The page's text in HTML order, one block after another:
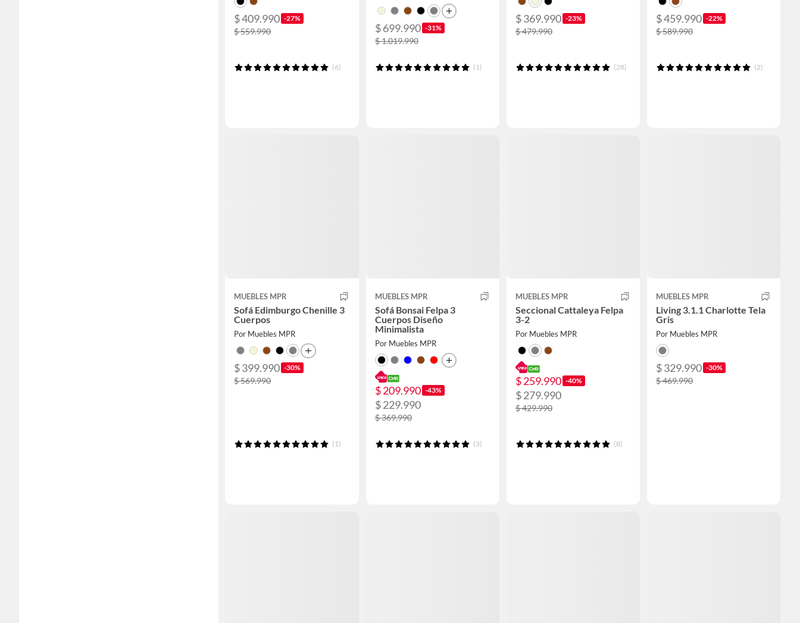
$ 409.990 -27%
$ 559.990
(6)
$ 699.990 -31%
$ 1.019.990
(1)
$ 369.990 -23%
$ 479.990
(28)
$ 459.990 -22%
$ 589.990
(2)
MUEBLES MPR
Sofá Edimburgo Chenille 3
Cuerpos
Por Muebles MPR
$ 399.990 -30%
$ 569.990
(1)
MUEBLES MPR
Sofá Bonsai Felpa 3
Cuerpos Diseño
Minimalista
Por Muebles MPR
$ 209.990 -43%
$ 229.990
$ 369.990
(3)
MUEBLES MPR
Seccional Cattaleya Felpa
3-2
Por Muebles MPR
$ 259.990 -40%
$ 279.990
$ 429.990
(8)
MUEBLES MPR
Living 3.1.1 Charlotte Tela
Gris
Por Muebles MPR
$ 329.990 -30%
$ 469.990